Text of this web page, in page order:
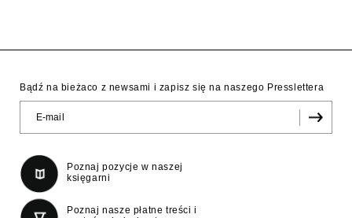
Bądź na bieżaco z newsami i zapisz się na naszego Presslettera
Poznaj pozycje w naszej
księgarni
Poznaj nasze płatne treści i